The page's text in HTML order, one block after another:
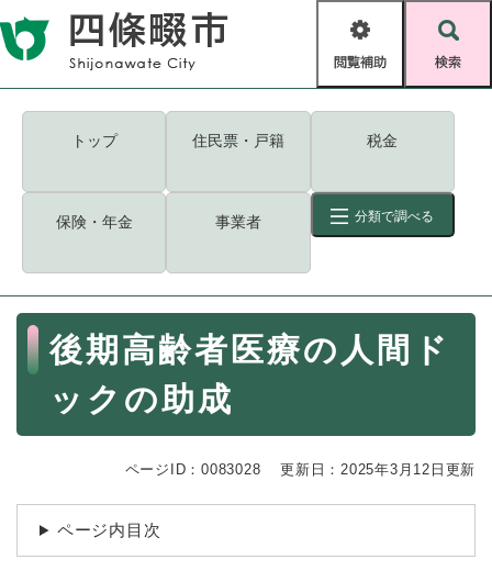
ー
ジ
メニューを飛ばして本文へ
閲
Foreign language
読み上げ・ふりがな
文字サイズ 拡大 背景色変更 白 黒 青
キーワード 検索
検索
トップ 住民票・戸籍 税金
保険・年金 事業者 分類で調べる
くらし・手続き
手
メ
保険・年金
税金
本
文
後期高齢者医療の人間ド
ックの助成
ページID：0083028 更新日：2025年3月12日更新
ページ内目次